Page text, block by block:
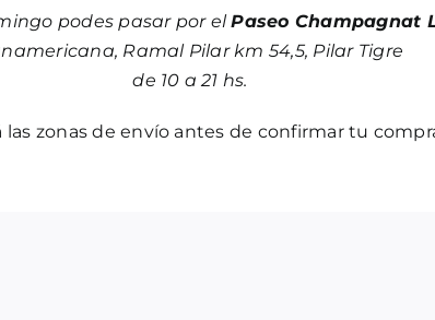
podes pasar por elPaseo Champagnat
Ramal Pilar km 54,5, Pilar Tigre
de 10 a 21 hs.
las zonas de envío antes de confirmar tu